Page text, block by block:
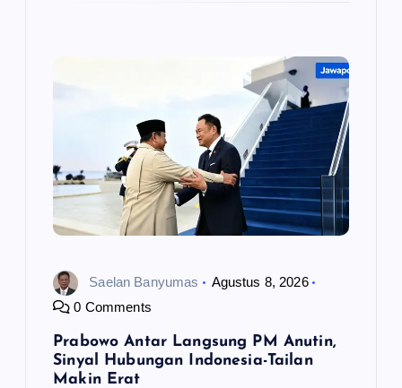
Saelan Banyumas
Agustus 8, 2026
0 Comments
Prabowo Antar Langsung PM Anutin,
Sinyal Hubungan Indonesia-Tailan
Makin Erat